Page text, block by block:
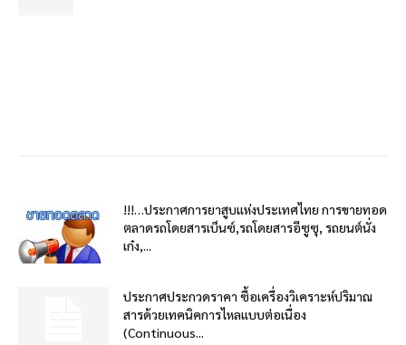
!!!…ประกาศการยาสูบแห่งประเทศไทย การขายทอด
ตลาดรถโดยสารเบ็นซ์,รถโดยสารอีซูซุ, รถยนต์นั่ง
เก๋ง,...
ประกาศประกวดราคา ซื้อเครื่องวิเคราะห์ปริมาณ
สารด้วยเทคนิคการไหลแบบต่อเนื่อง
(Continuous...